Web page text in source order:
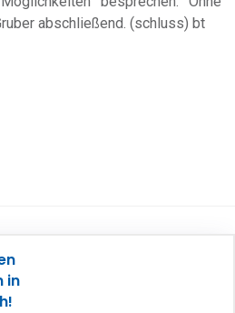
abschließend. (schluss) bt
in